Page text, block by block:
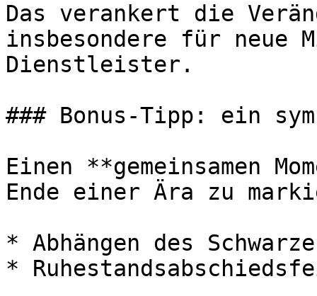
Das verankert die
insbesondere für neue
Dienstleister.
### Bonus-Tipp: ein
Einen **gemeinsamen
Ende einer Ära zu
* Abhängen des